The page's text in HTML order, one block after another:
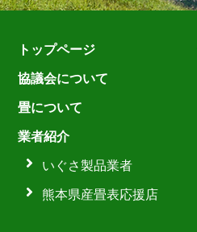
トップページ
協議会について
畳について
業者紹介
いぐさ製品業者
熊本県産畳表応援店